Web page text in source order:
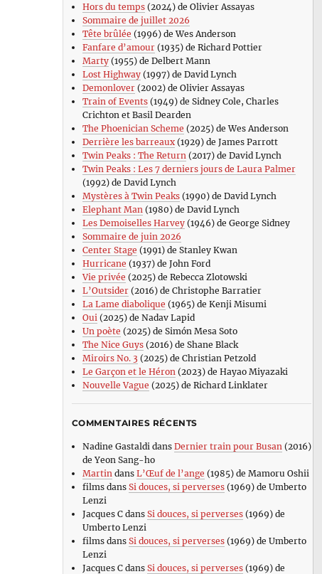
Hors du temps(2024) de Olivier Assayas
Sommaire de juillet 2026
Tête brûlée (1996) de Wes Anderson
Fanfare d’amour(1935) de Richard Pottier
Marty(1955) de Delbert Mann
Lost Highway(1997) de David Lynch
Demonlover(2002) de Olivier Assayas
Train of Events(1949) de Sidney Cole, Charles
Crichton et Basil Dearden
The Phoenician Scheme (2025) de Wes Anderson
Derrière les barreaux(1929) de James Parrott
Twin Peaks : The Return(2017) de David Lynch
Twin Peaks : Les 7 derniers jours de Laura Palmer
(1992) de David Lynch
Mystères à Twin Peaks(1990) de David Lynch
Elephant Man(1980) de David Lynch
Les Demoiselles Harvey(1946) de George Sidney
Sommaire de juin 2026
Center Stage (1991) de Stanley Kwan
Hurricane (1937) de John Ford
Vie privée (2025) de Rebecca Zlotowski
L’Outsider(2016) de Christophe Barratier
La Lame diabolique (1965) de Kenji Misumi
Oui(2025) de Nadav Lapid
Un poète (2025) de Simón Mesa Soto
The Nice Guys(2016) de Shane Black
Miroirs No. 3 (2025) de Christian Petzold
Le Garçon et le Héron(2023) de Hayao Miyazaki
Nouvelle Vague (2025) de Richard Linklater
COMMENTAIRES RÉCENTS
Nadine Gastaldi dans Dernier train pour Busan (2016)
de Yeon Sang-ho
Martin dans L’Œuf de l’ange (1985) de Mamoru Oshii
filmsdans Si douces, si perverses(1969) de Umberto
Lenzi
Jacques Cdans Si douces, si perverses(1969) de
Umberto Lenzi
filmsdans Si douces, si perverses(1969) de Umberto
Lenzi
Jacques Cdans Si douces, si perverses(1969) de